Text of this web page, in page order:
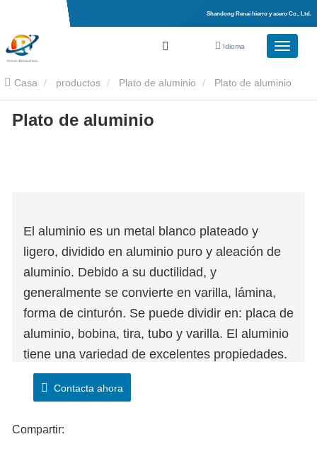
Shandong Renai hierro y acero Co., Ltd.
Idioma
Casa productos Plato de aluminio Plato de aluminio
Plato de aluminio
El aluminio es un metal blanco plateado y
ligero, dividido en aluminio puro y aleación de
aluminio. Debido a su ductilidad, y
generalmente se convierte en varilla, lámina,
forma de cinturón. Se puede dividir en: placa de
aluminio, bobina, tira, tubo y varilla. El aluminio
tiene una variedad de excelentes propiedades.
Contacta ahora
Compartir: